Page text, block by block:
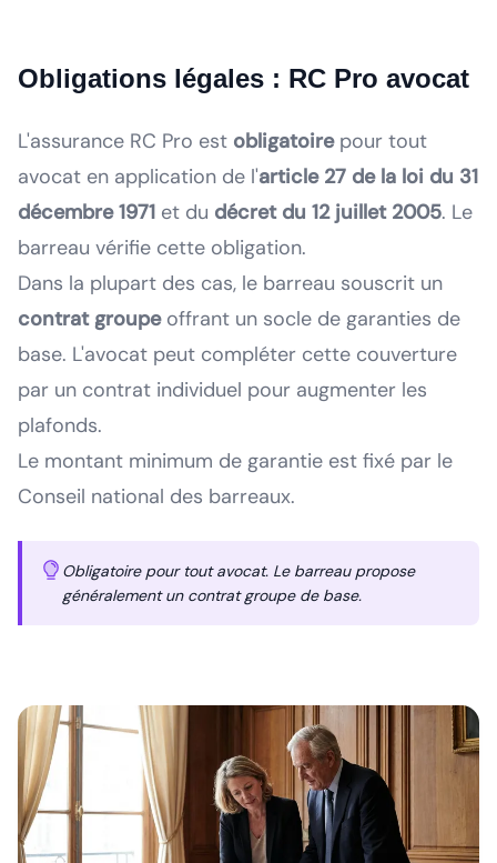
Obligations légales : RC Pro avocat
L'assurance RC Pro est obligatoirepour tout
avocat en application de l'article 27 de la loi du 31
décembre 1971 et du décret du 12 juillet 2005. Le
barreau vérifie cette obligation.
Dans la plupart des cas, le barreau souscrit un
contrat groupeoffrant un socle de garanties de
base. L'avocat peut compléter cette couverture
par un contrat individuel pour augmenter les
plafonds.
Le montant minimum de garantie est fixé par le
Conseil national des barreaux.
Obligatoire pour tout avocat. Le barreau propose
généralement un contrat groupe de base.